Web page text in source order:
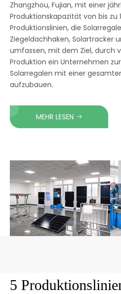
Zhangzhou, Fujian, mit einer
Produktionskapazität von bis zu
Produktionslinien, die
Ziegeldachhaken, Solartracker
umfassen, mit dem Ziel, durch
Produktion ein Unternehmen
Solarregalen mit einer
aufzubauen.
MEHR LESEN
5